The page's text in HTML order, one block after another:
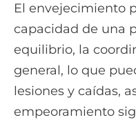
El envejecimiento
capacidad de una
equilibrio, la
general, lo que
lesiones y caídas,
empeoramiento